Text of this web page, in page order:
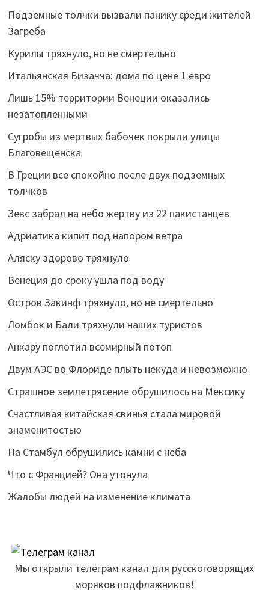
Подземные толчки вызвали панику среди жителей
Загреба
Курилы тряхнуло, но не смертельно
Итальянская Бизачча: дома по цене 1 евро
Лишь 15% территории Венеции оказались
незатопленными
Сугробы из мертвых бабочек покрыли улицы
Благовещенска
В Греции все спокойно после двух подземных
толчков
Зевс забрал на небо жертву из 22 пакистанцев
Адриатика кипит под напором ветра
Аляску здорово тряхнуло
Венеция до сроку ушла под воду
Остров Закинф тряхнуло, но не смертельно
Ломбок и Бали тряхнули наших туристов
Анкару поглотил всемирный потоп
Двум АЭС во Флориде плыть некуда и невозможно
Страшное землетрясение обрушилось на Мексику
Счастливая китайская свинья стала мировой
знаменитостью
На Стамбул обрушились камни с неба
Что с Францией? Она утонула
Жалобы людей на изменение климата
Мы открыли телеграм канал для русскоговорящих
моряков подфлажников!